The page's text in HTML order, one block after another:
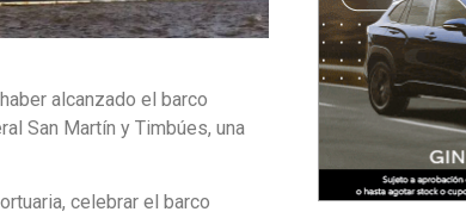
alcanzado el barco
San Martín y Timbúes, una
celebrar el barco